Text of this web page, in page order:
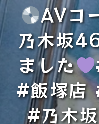
AVコ
乃木坂
ました
#飯塚店
#乃木